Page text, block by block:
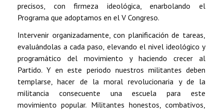
precisos, con firmeza ideológica, enarbolando el
Programa que adoptamos en el V Congreso.
Intervenir organizadamente, con planificación de tareas,
evaluándolas a cada paso, elevando el nivel ideológico y
programático del movimiento y haciendo crecer al
Partido. Y en este periodo nuestros militantes deben
templarse, hacer de la moral revolucionaria y de la
militancia consecuente una escuela para este
movimiento popular. Militantes honestos, combativos,